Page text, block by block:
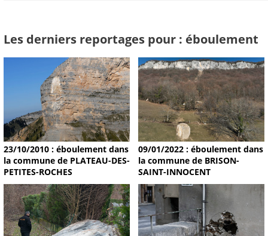
Les derniers reportages pour : éboulement
23/10/2010 : éboulement dans
la commune de PLATEAU-DES-
PETITES-ROCHES
09/01/2022 : éboulement dans
la commune de BRISON-
SAINT-INNOCENT